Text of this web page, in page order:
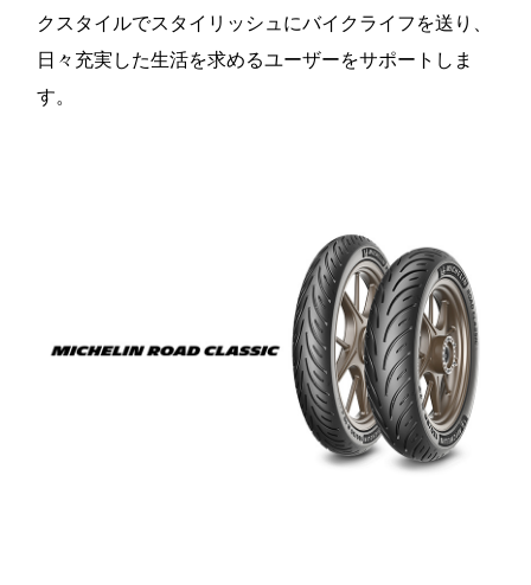
クスタイルでスタイリッシュにバイクライフを送り、
日々充実した生活を求めるユーザーをサポートしま
す。